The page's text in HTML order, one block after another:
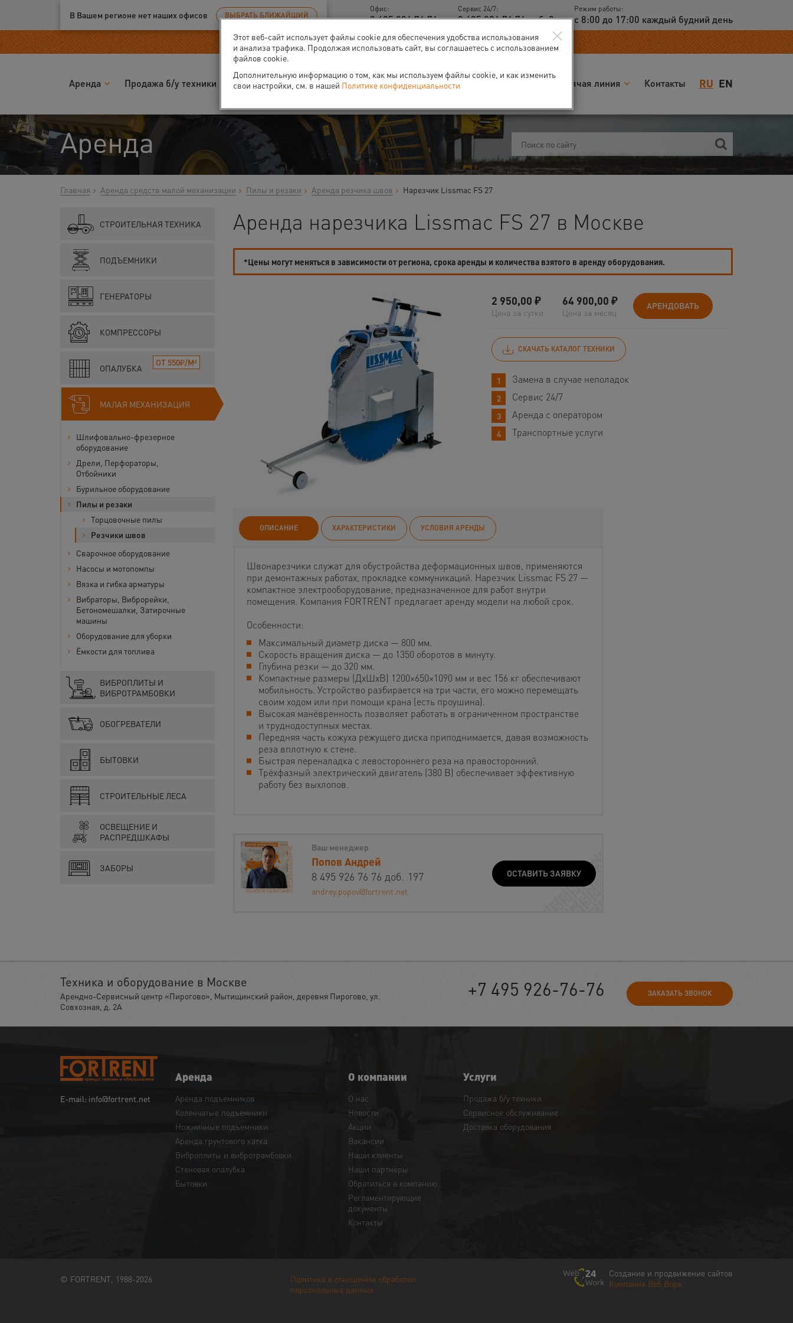
Ваш город:Москва
В Вашем регионе нет наших офисов ВЫБРАТЬ БЛИЖАЙШИЙ
Офис:
8 495 926 76 76
Сервис 24/7:
8 495 926 76 76 доб. 2
Режим работы:
с 8:00 до 17:00 каждый будний день
RU EN
Аренда Продажа б/у техники Запчасти О нас События Горячая линия Контакты
Аренда
Главная Аренда средств малой механизации Пилы и резаки Аренда резчика швов Нарезчик Lissmac FS 27
СТРОИТЕЛЬНАЯ ТЕХНИКА
ПОДЪЕМНИКИ
ГЕНЕРАТОРЫ
КОМПРЕССОРЫ
ОПАЛУБКА
ОТ 550₽/М²
МАЛАЯ МЕХАНИЗАЦИЯ
Шлифовально-фрезерное
оборудование
Дрели, Перфораторы,
Отбойники
Бурильное оборудование
Пилы и резаки
Торцовочные пилы
Резчики швов
Сварочное оборудование
Насосы и мотопомпы
Вязка и гибка арматуры
Вибраторы, Виброрейки,
Бетономешалки, Затирочные
машины
Оборудование для уборки
Ёмкости для топлива
ВИБРОПЛИТЫ И
ВИБРОТРАМБОВКИ
ОБОГРЕВАТЕЛИ
БЫТОВКИ
СТРОИТЕЛЬНЫЕ ЛЕСА
ОСВЕЩЕНИЕ И
РАСПРЕДШКАФЫ
ЗАБОРЫ
Аренда нарезчика Lissmac FS 27 в Москве
*Цены могут меняться в зависимости от региона, срока аренды и количества взятого в аренду оборудования.
2 950,00 ₽
Цена за сутки
64 900,00 ₽
Цена за месяц
АРЕНДОВАТЬ
СКАЧАТЬ КАТАЛОГ ТЕХНИКИ
Замена в случае неполадок
Сервис 24/7
Аренда с оператором
Транспортные услуги
ОПИСАНИЕ ХАРАКТЕРИСТИКИ УСЛОВИЯ АРЕНДЫ
Швонарезчики служат для обустройства деформационных швов, применяются
при демонтажных работах, прокладке коммуникаций. Нарезчик Lissmac FS 27 —
компактное электрооборудование, предназначенное для работ внутри
помещения. Компания FORTRENT предлагает аренду модели на любой срок.
Особенности:
Максимальный диаметр диска — 800 мм.
Скорость вращения диска — до 1350 оборотов в минуту.
Глубина резки — до 320 мм.
Компактные размеры (ДxШxВ) 1200×650×1090 мм и вес 156 кг обеспечивают
мобильность. Устройство разбирается на три части, его можно перемещать
своим ходом или при помощи крана (есть проушина).
Высокая манёвренность позволяет работать в ограниченном пространстве
и труднодоступных местах.
Передняя часть кожуха режущего диска приподнимается, давая возможность
реза вплотную к стене.
Быстрая переналадка с левостороннего реза на правосторонний.
Трёхфазный электрический двигатель (380 В) обеспечивает эффективную
работу без выхлопов.
Ваш менеджер
Попов Андрей
8 495 926 76 76 доб. 197
andrey.popov@fortrent.net
ОСТАВИТЬ ЗАЯВКУ
Техника и оборудование в Москве
Арендно-Сервисный центр «Пирогово», Мытищинский район, деревня Пирогово, ул.
Совхозная, д. 2А
+7 495 926-76-76 ЗАКАЗАТЬ ЗВОНОК
E-mail: info@fortrent.net
Аренда
Аренда подъемников
Коленчатые подъемники
Ножничные подъемники
Аренда грунтового катка
Виброплиты и вибротрамбовки
Cтеновая опалубка
Бытовки
О компании
О нас
Новости
Акции
Вакансии
Наши клиенты
Наши партнёры
Обратиться в компанию
Регламентирующие
документы
Контакты
Услуги
Продажа б/у техники
Сервисное обслуживание
Доставка оборудования
© FORTRENT, 1988-2026
Политика в отношении обработки
персональных данных
Создание и продвижение сайтов
Компания Веб Ворк
×
Этот веб-сайт использует файлы cookie для обеспечения удобства использования
и анализа трафика. Продолжая использовать сайт, вы соглашаетесь с использованием
файлов cookie.
Дополнительную информацию о том, как мы используем файлы cookie, и как изменить
свои настройки, см. в нашей Политике конфиденциальности